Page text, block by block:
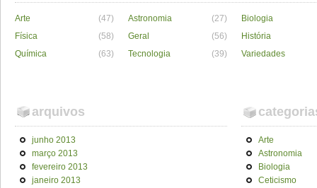
Arte (47) Astronomia (27)
Biologia
Física
(58) Geral (56)
História
Química
(63) Tecnologia (39) Variedades
arquivos
junho 2013
março 2013
fevereiro 2013
janeiro 2013
Arte
Astronomia
Biologia
Ceticismo